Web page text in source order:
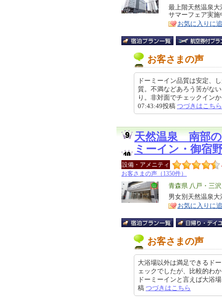
リ
ア
特
徴
最上階天然温泉
サマーフェア実施
お気に入りに
お客さまの声
ドーミーイン品質は安定、
質。不満などあろう筈がな
り。非対面でチェックイン
07:43:49投稿 つづきはこちら
天然温泉 南部
ミーイン・御宿
設備・アメニティ
お客さまの声（1350件）
エ
リ
ア
青森県 八戸・三
特
徴
男女別天然温泉
お気に入りに
お客さまの声
大浴場以外は満足できるド
ェックでしたが、比較的わ
ドーミーインと言えば大浴
稿 つづきはこちら